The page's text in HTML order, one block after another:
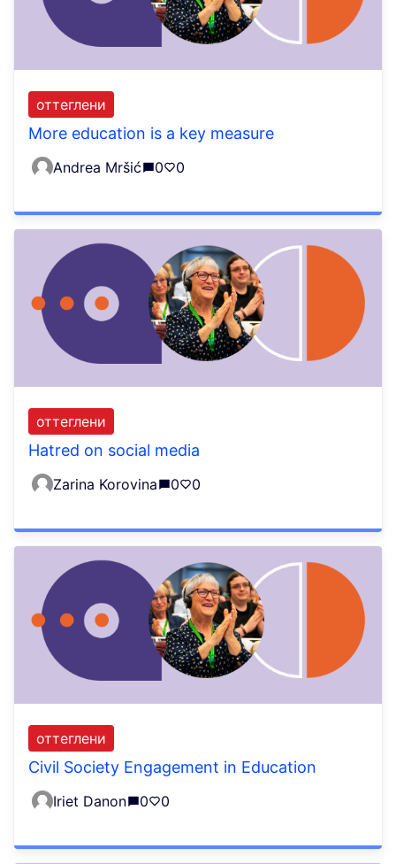
More education is a key measure
оттеглени
Andrea Mršić 0 0
Hatred on social media
оттеглени
Zarina Korovina 0 0
Civil Society Engagement in Education
оттеглени
Iriet Danon 0 0